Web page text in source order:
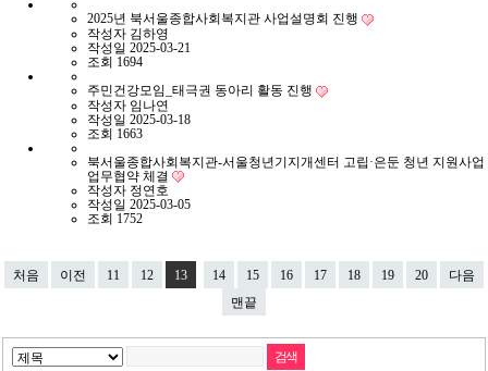
2025년 북서울종합사회복지관 사업설명회 진행
작성자 김하영
작성일 2025-03-21
조회 1694
주민건강모임_태극권 동아리 활동 진행
작성자 임나연
작성일 2025-03-18
조회 1663
북서울종합사회복지관-서울청년기지개센터 고립·은둔 청년 지원사업
업무협약 체결
작성자 정연호
작성일 2025-03-05
조회 1752
처음 이전 11 12 13 14 15 16 17 18 19 20
다음
맨끝